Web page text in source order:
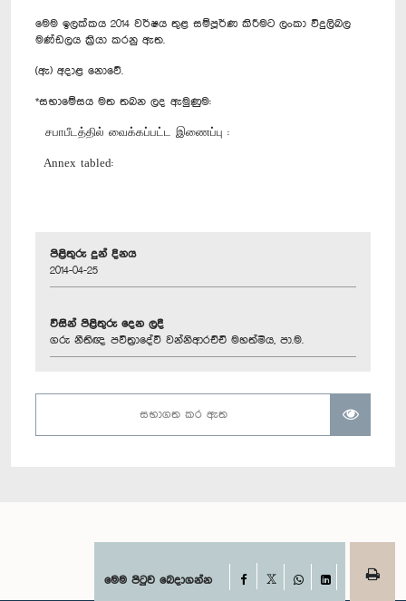
මෙම ඉලක්කය 2014 වර්ෂය තුළ සම්පූර්ණ කිරීමට ලංකා විදුලිබල
මණ්ඩලය ක්‍රියා කරනු ඇත.
(ඇ) අදාළ නොවේ.
*සභාමේසය මත තබන ලද ඇමුණුම:
சபாபீடத்தில் வைக்கப்பட்ட இணைப்பு :
Annex tabled:
පිළිතුරු දුන් දිනය
2014-04-25
විසින් පිළිතුරු දෙන ලදී
ගරු නීතිඥ පවිත්‍රාදේවී වන්නිආරච්චි මහත්මිය, පා.ම.
සභාගත කර ඇත
මෙම පිටුව බෙදාගන්න Facebook
WhatsAppLinkedIn